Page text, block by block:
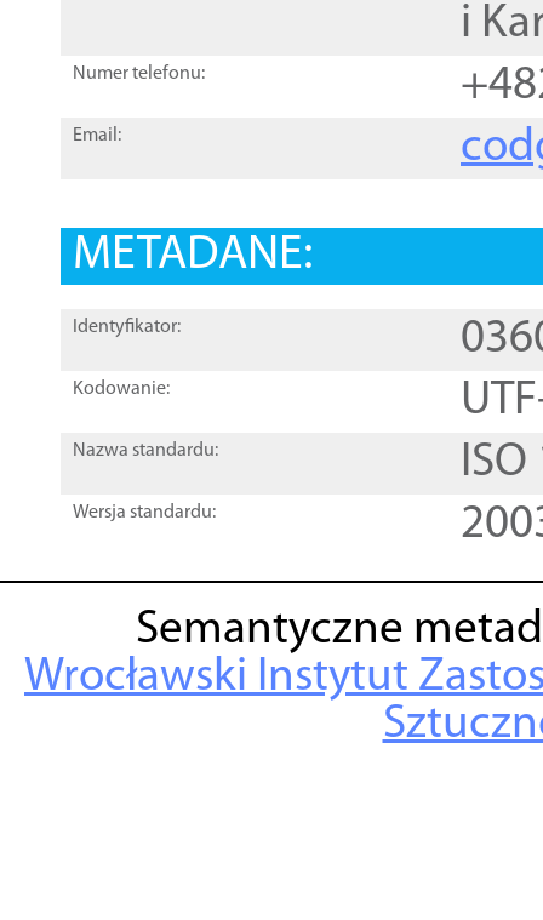
i
Numer telefonu:
Email:
METADANE:
Identyfikator:
Kodowanie:
Nazwa standardu:
Wersja standardu:
Semantyczne
Wrocławski Instytut